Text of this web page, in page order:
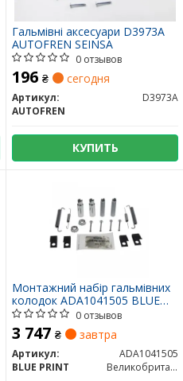
Гальмівні аксесуари D3973A
AUTOFREN SEINSA
0 отзывов
196 ₴ сегодня
Артикул:
D3973A
AUTOFREN
КУПИТЬ
Монтажний набір гальмівних
колодок ADA1041505 BLUE
PRINT
0 отзывов
3 747 ₴ завтра
Артикул:
ADA1041505
BLUE PRINT
Великобритания